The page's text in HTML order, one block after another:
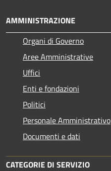
AMMINISTRAZIONE
Organi di Governo
Aree Amministrative
Uffici
Enti e fondazioni
Politici
Personale Amministrativo
Documenti e dati
CATEGORIE DI SERVIZIO